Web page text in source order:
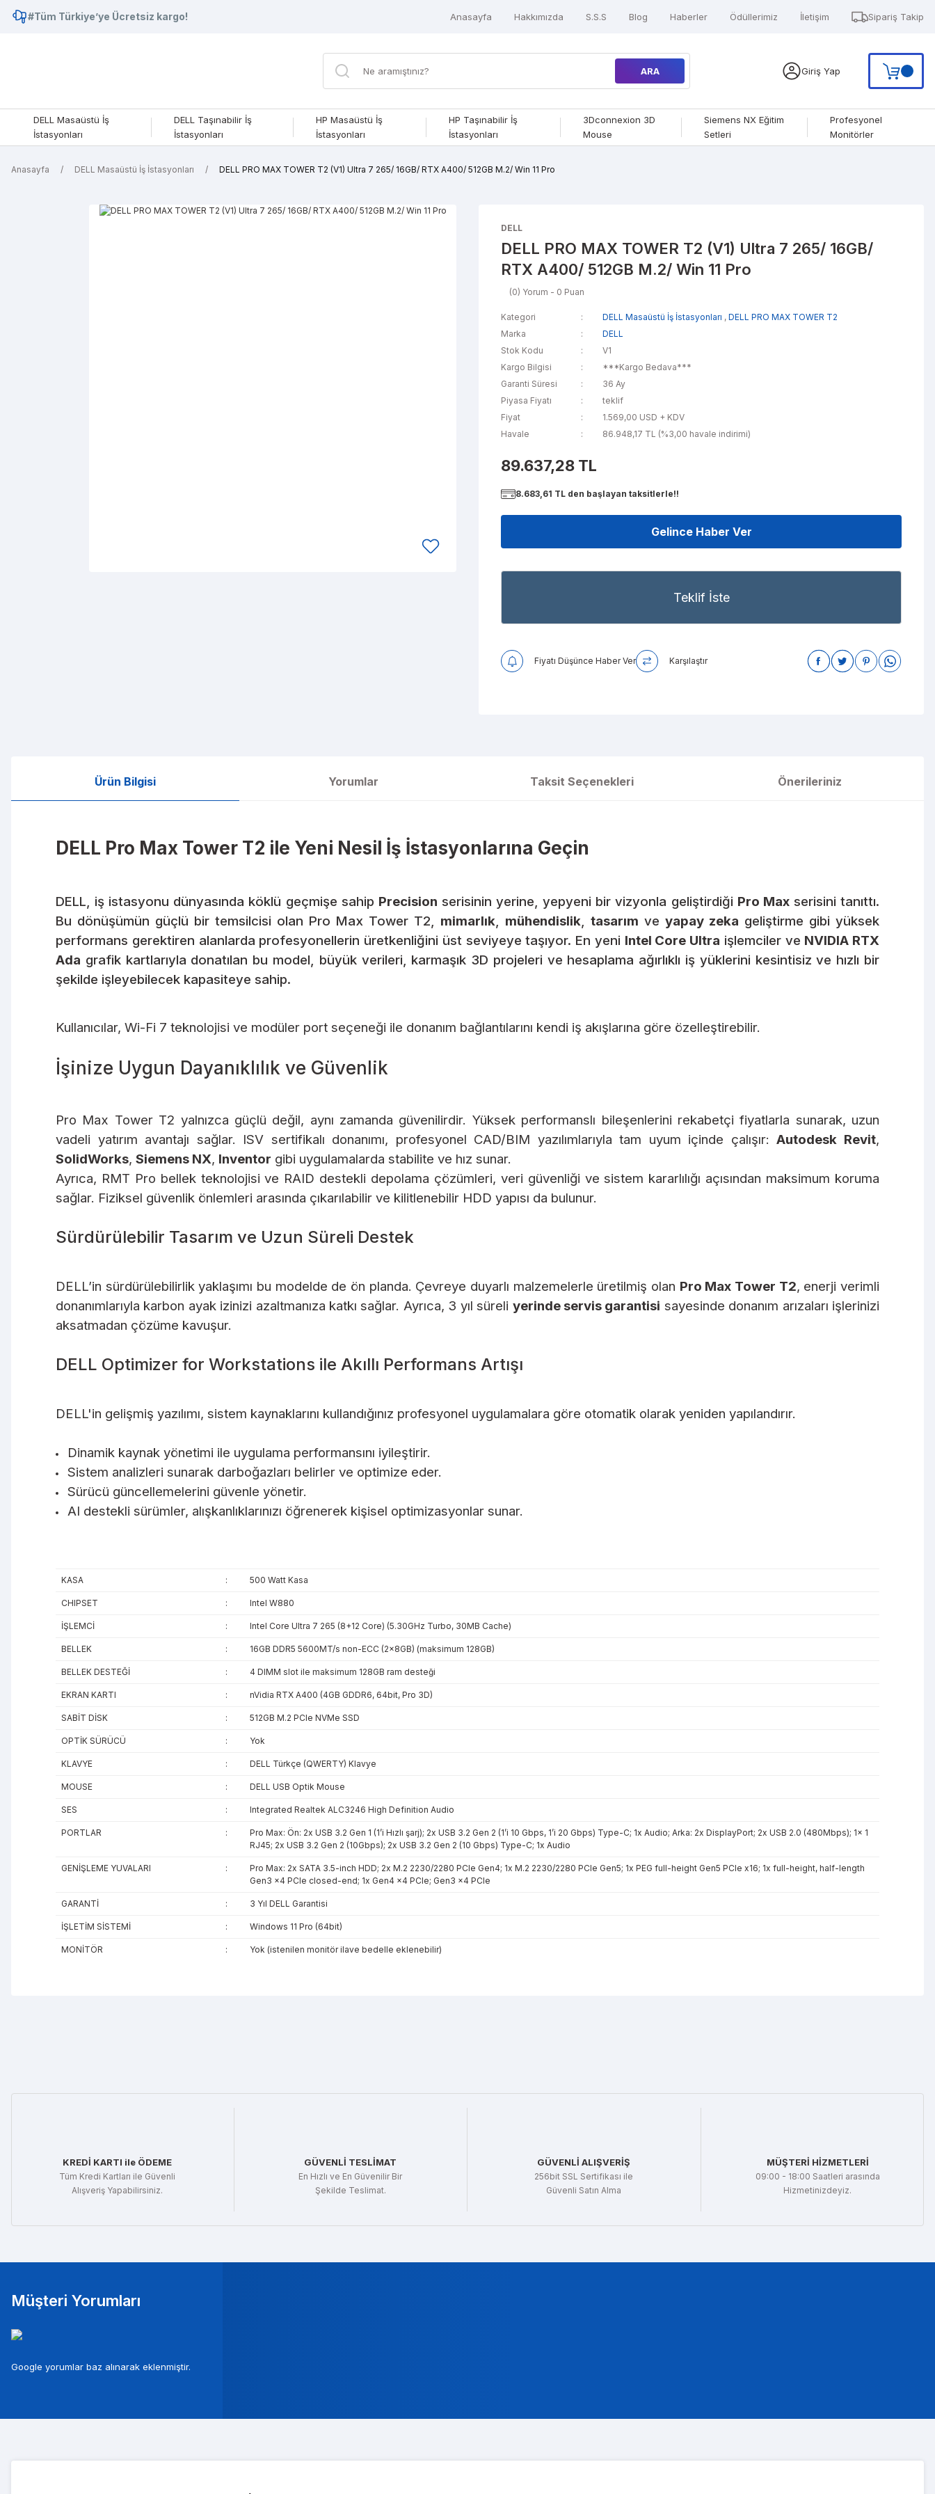
#Tüm Türkiye’ye Ücretsiz kargo! Anasayfa Hakkımızda S.S.S Blog Haberler Ödüllerimiz İletişim Sipariş Takip
ARA Giriş Yap
DELL Masaüstü İş
İstasyonları
DELL Taşınabilir İş
İstasyonları
HP Masaüstü İş
İstasyonları
HP Taşınabilir İş
İstasyonları
3Dconnexion 3D
Mouse
Siemens NX Eğitim
Setleri
Profesyonel
Monitörler
Anasayfa DELL Masaüstü İş İstasyonları DELL PRO MAX TOWER T2 (V1) Ultra 7 265/ 16GB/ RTX A400/ 512GB M.2/ Win 11 Pro
DELL
DELL PRO MAX TOWER T2 (V1) Ultra 7 265/ 16GB/
RTX A400/ 512GB M.2/ Win 11 Pro
(0) Yorum - 0 Puan
Kategori DELL Masaüstü İş İstasyonları ,DELL PRO MAX TOWER T2
Marka
DELL
Stok Kodu
V1
Kargo Bilgisi
***Kargo Bedava***
Garanti Süresi
36 Ay
Piyasa Fiyatı
teklif
Fiyat
1.569,00 USD + KDV
Havale
86.948,17 TL (%3,00 havale indirimi)
89.637,28 TL
8.683,61 TL den başlayan taksitlerle!!
Gelince Haber Ver
Teklif İste
Fiyatı Düşünce Haber Ver Karşılaştır
Ürün Bilgisi Yorumlar Taksit Seçenekleri Önerileriniz
DELL Pro Max Tower T2 ile Yeni Nesil İş İstasyonlarına Geçin
DELL, iş istasyonu dünyasında köklü geçmişe sahip Precision serisinin yerine, yepyeni bir vizyonla geliştirdiği Pro Maxserisini tanıttı.
Bu dönüşümün güçlü bir temsilcisi olan Pro Max Tower T2, mimarlık, mühendislik, tasarım ve yapay zeka geliştirme gibi yüksek
performans gerektiren alanlarda profesyonellerin üretkenliğini üst seviyeye taşıyor. En yeni Intel Core Ultra işlemciler ve NVIDIA RTX
Ada grafik kartlarıyla donatılan bu model, büyük verileri, karmaşık 3D projeleri ve hesaplama ağırlıklı iş yüklerini kesintisiz ve hızlı bir
şekilde işleyebilecek kapasiteye sahip.
Kullanıcılar, Wi-Fi 7 teknolojisi ve modüler port seçeneği ile donanım bağlantılarını kendi iş akışlarına göre özelleştirebilir.
İşinize Uygun Dayanıklılık ve Güvenlik
Pro Max Tower T2 yalnızca güçlü değil, aynı zamanda güvenilirdir. Yüksek performanslı bileşenlerini rekabetçi fiyatlarla sunarak, uzun
vadeli yatırım avantajı sağlar. ISV sertifikalı donanımı, profesyonel CAD/BIM yazılımlarıyla tam uyum içinde çalışır:Autodesk Revit,
SolidWorks, Siemens NX, Inventor gibi uygulamalarda stabilite ve hız sunar.
Ayrıca, RMT Pro bellek teknolojisi ve RAID destekli depolama çözümleri, veri güvenliği ve sistem kararlılığı açısından maksimum koruma
sağlar. Fiziksel güvenlik önlemleri arasında çıkarılabilir ve kilitlenebilir HDD yapısı da bulunur.
Sürdürülebilir Tasarım ve Uzun Süreli Destek
DELL’in sürdürülebilirlik yaklaşımı bu modelde de ön planda. Çevreye duyarlı malzemelerle üretilmiş olan Pro Max Tower T2, enerji verimli
donanımlarıyla karbon ayak izinizi azaltmanıza katkı sağlar. Ayrıca, 3 yıl süreli yerinde servis garantisi sayesinde donanım arızaları işlerinizi
aksatmadan çözüme kavuşur.
DELL Optimizer for Workstations ile Akıllı Performans Artışı
DELL'in gelişmiş yazılımı, sistem kaynaklarını kullandığınız profesyonel uygulamalara göre otomatik olarak yeniden yapılandırır.
Dinamik kaynak yönetimi ile uygulama performansını iyileştirir.
Sistem analizleri sunarak darboğazları belirler ve optimize eder.
Sürücü güncellemelerini güvenle yönetir.
AI destekli sürümler, alışkanlıklarınızı öğrenerek kişisel optimizasyonlar sunar.
KASA : 500 Watt Kasa
CHIPSET : Intel W880
İŞLEMCİ : Intel Core Ultra 7 265 (8+12 Core) (5.30GHz Turbo, 30MB Cache)
BELLEK : 16GB DDR5 5600MT/s non-ECC (2x8GB) (maksimum 128GB)
BELLEK DESTEĞİ : 4 DIMM slot ile maksimum 128GB ram desteği
EKRAN KARTI : nVidia RTX A400 (4GB GDDR6, 64bit, Pro 3D)
SABİT DİSK : 512GB M.2 PCIe NVMe SSD
OPTİK SÜRÜCÜ : Yok
KLAVYE : DELL Türkçe (QWERTY) Klavye
MOUSE : DELL USB Optik Mouse
SES : Integrated Realtek ALC3246 High Definition Audio
PORTLAR :
Pro Max: Ön: 2x USB 3.2 Gen 1 (1’i Hızlı şarj); 2x USB 3.2 Gen 2 (1’i 10 Gbps, 1’i 20 Gbps) Type-C; 1x Audio; Arka: 2x DisplayPort; 2x USB 2.0 (480Mbps); 1x 1
RJ45; 2x USB 3.2 Gen 2 (10Gbps); 2x USB 3.2 Gen 2 (10 Gbps) Type-C; 1x Audio
GENİŞLEME YUVALARI :
Pro Max: 2x SATA 3.5-inch HDD; 2x M.2 2230/2280 PCIe Gen4; 1x M.2 2230/2280 PCIe Gen5; 1x PEG full-height Gen5 PCIe x16; 1x full-height, half-length
Gen3 x4 PCIe closed-end; 1x Gen4 x4 PCIe; Gen3 x4 PCIe
GARANTİ : 3 Yıl DELL Garantisi
İŞLETİM SİSTEMİ : Windows 11 Pro (64bit)
MONİTÖR : Yok (istenilen monitör ilave bedelle eklenebilir)
KREDİ KARTI ile ÖDEME
Tüm Kredi Kartları ile Güvenli
Alışveriş Yapabilirsiniz.
GÜVENLİ TESLİMAT
En Hızlı ve En Güvenilir Bir
Şekilde Teslimat.
GÜVENLİ ALIŞVERİŞ
256bit SSL Sertifikası ile
Güvenli Satın Alma
MÜŞTERİ HİZMETLERİ
09:00 - 18:00 Saatleri arasında
Hizmetinizdeyiz.
Müşteri Yorumları
Google yorumlar baz alınarak eklenmiştir.